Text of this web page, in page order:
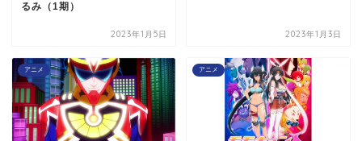
るみ（1期）
2023年1月5日 2023年1月3日
アニメ アニメ